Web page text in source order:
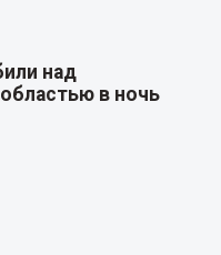
над
в ночь